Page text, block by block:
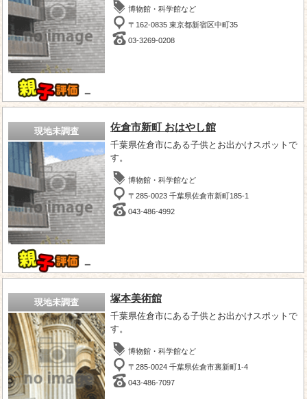
－
博物館・科学館など
〒162-0835 東京都新宿区中町35
03-3269-0208
現地未調査
－
佐倉市新町 おはやし館
千葉県佐倉市にある子供とお出かけスポットで
す。
博物館・科学館など
〒285-0023 千葉県佐倉市新町185-1
043-486-4992
現地未調査 塚本美術館
千葉県佐倉市にある子供とお出かけスポットで
す。
博物館・科学館など
〒285-0024 千葉県佐倉市裏新町1-4
043-486-7097